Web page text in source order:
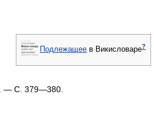
Подлежащее в Викисловаре?
— С. 379—380.